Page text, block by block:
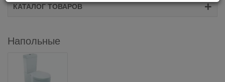
КАТАЛОГ ТОВАРОВ
Напольные